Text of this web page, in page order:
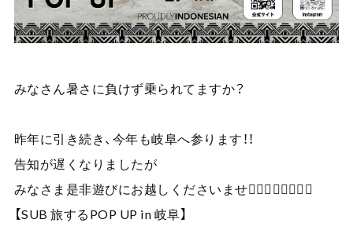
みなさん暑さに負けず乗られてますか？
昨年に引き続き、今年も岐阜へ参ります！！
告知が遅くなりましたが
みなさま是非遊びにお越しくださいませ🙇‍♀️✨🚴‍♂️🚴‍♀️✨
【SUB 旅するPOP UP in 岐阜】